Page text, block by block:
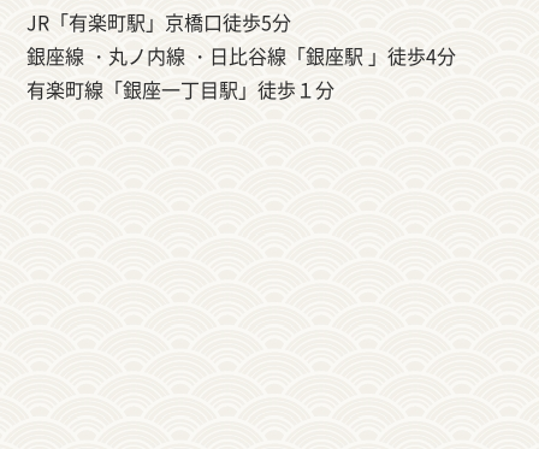
JR「有楽町駅」京橋口徒歩5分
銀座線 ・丸ノ内線 ・日比谷線「銀座駅 」徒歩4分
有楽町線「銀座一丁目駅」徒歩１分